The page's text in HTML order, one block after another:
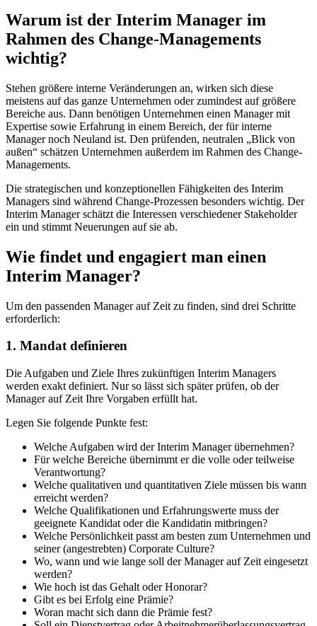
Warum ist der Interim Manager im
Rahmen des Change-Managements
wichtig?
Stehen größere interne Veränderungen an, wirken sich diese
meistens auf das ganze Unternehmen oder zumindest auf größere
Bereiche aus. Dann benötigen Unternehmen einen Manager mit
Expertise sowie Erfahrung in einem Bereich, der für interne
Manager noch Neuland ist. Den prüfenden, neutralen „Blick von
außen“ schätzen Unternehmen außerdem im Rahmen des Change-
Managements.
Die strategischen und konzeptionellen Fähigkeiten des Interim
Managers sind während Change-Prozessen besonders wichtig. Der
Interim Manager schätzt die Interessen verschiedener Stakeholder
ein und stimmt Neuerungen auf sie ab.
Wie findet und engagiert man einen
Interim Manager?
Um den passenden Manager auf Zeit zu finden, sind drei Schritte
erforderlich:
1. Mandat definieren
Die Aufgaben und Ziele Ihres zukünftigen Interim Managers
werden exakt definiert. Nur so lässt sich später prüfen, ob der
Manager auf Zeit Ihre Vorgaben erfüllt hat.
Legen Sie folgende Punkte fest:
Welche Aufgaben wird der Interim Manager übernehmen?
Für welche Bereiche übernimmt er die volle oder teilweise
Verantwortung?
Welche qualitativen und quantitativen Ziele müssen bis wann
erreicht werden?
Welche Qualifikationen und Erfahrungswerte muss der
geeignete Kandidat oder die Kandidatin mitbringen?
Welche Persönlichkeit passt am besten zum Unternehmen und
seiner (angestrebten) Corporate Culture?
Wo, wann und wie lange soll der Manager auf Zeit eingesetzt
werden?
Wie hoch ist das Gehalt oder Honorar?
Gibt es bei Erfolg eine Prämie?
Woran macht sich dann die Prämie fest?